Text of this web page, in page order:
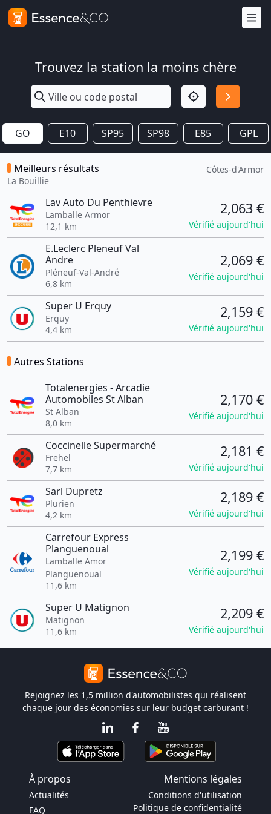
Trouvez la station la moins chère
GO E10 SP95 SP98 E85 GPL
Meilleurs résultats
La Bouillie
Côtes-d'Armor
Lav Auto Du Penthievre
Lamballe Armor
12,1 km
2,063 €
Vérifié aujourd'hui
E.Leclerc Pleneuf Val
Andre
Pléneuf-Val-André
6,8 km
2,069 €
Vérifié aujourd'hui
Super U Erquy
Erquy
4,4 km
2,159 €
Vérifié aujourd'hui
Autres Stations
Totalenergies - Arcadie
Automobiles St Alban
St Alban
8,0 km
2,170 €
Vérifié aujourd'hui
Coccinelle Supermarché
Frehel
7,7 km
2,181 €
Vérifié aujourd'hui
Sarl Dupretz
Plurien
4,2 km
2,189 €
Vérifié aujourd'hui
Carrefour Express
Planguenoual
Lamballe Amor
Planguenoual
11,6 km
2,199 €
Vérifié aujourd'hui
Super U Matignon
Matignon
11,6 km
2,209 €
Vérifié aujourd'hui
Rejoignez les 1,5 million d'automobilistes qui réalisent
chaque jour des économies sur leur budget carburant !
À propos Mentions légales
Actualités
FAQ
Conditions d'utilisation
Politique de confidentialité